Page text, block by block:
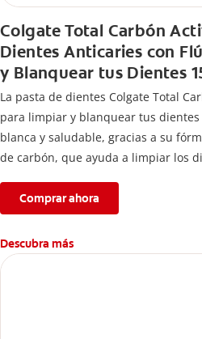
Colgate Total Carbón
Dientes Anticaries con
y Blanquear tus Dientes
La pasta de dientes Colgate Total
para limpiar y blanquear tus
blanca y saludable, gracias a su
de carbón, que ayuda a limpiar los
Comprar ahora
Descubra más